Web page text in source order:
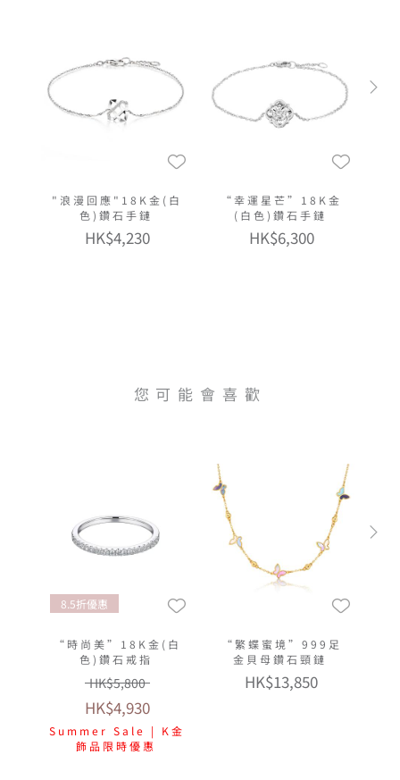
"浪漫回應"18K金(白
色)鑽石手鏈
HK$4,230
“幸運星芒”18K金
(白色)鑽石手鏈
HK$6,300
您可能會喜歡
8.5折優惠
“時尚美”18K金(白
色)鑽石戒指
HK$5,800
HK$4,930
Summer Sale | K金
飾品限時優惠
“繁蝶蜜境”999足
金貝母鑽石頸鏈
HK$13,850